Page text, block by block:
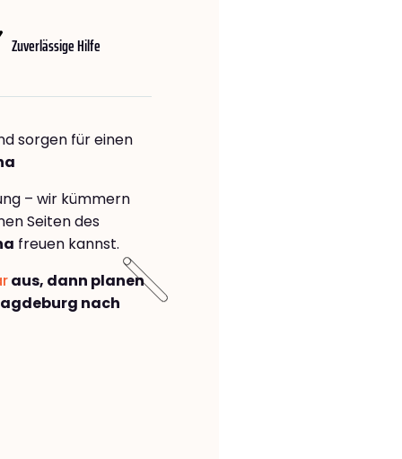
Zuverlässige Hilfe
sorgen für einen
– wir kümmern
Seiten des
freuen kannst.
aus, dann planen
nach